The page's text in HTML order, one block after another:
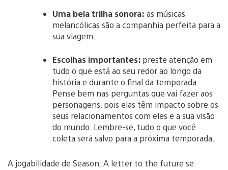
Uma bela trilha sonora: as músicas
melancólicas são a companhia perfeita para a
sua viagem.
Escolhas importantes: preste atenção em
tudo o que está ao seu redor ao longo da
história e durante o final da temporada.
Pense bem nas perguntas que vai fazer aos
personagens, pois elas têm impacto sobre os
seus relacionamentos com eles e a sua visão
do mundo. Lembre-se, tudo o que você
coleta será salvo para a próxima temporada.
A jogabilidade de Season: A letter to the future se